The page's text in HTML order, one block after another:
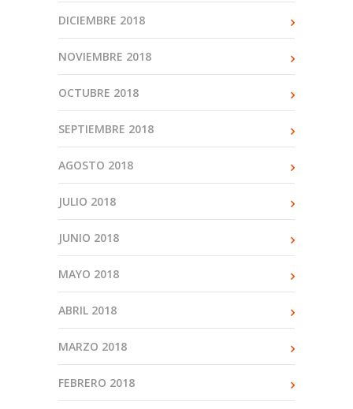
DICIEMBRE 2018
NOVIEMBRE 2018
OCTUBRE 2018
SEPTIEMBRE 2018
AGOSTO 2018
JULIO 2018
JUNIO 2018
MAYO 2018
ABRIL 2018
MARZO 2018
FEBRERO 2018